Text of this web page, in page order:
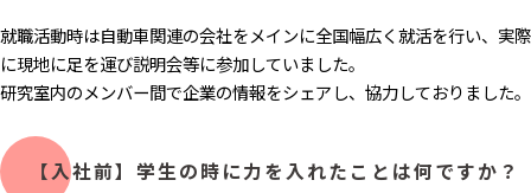
就職活動時は自動車関連の会社をメインに全国幅広く就活を行い、実際
に現地に足を運び説明会等に参加していました。
研究室内のメンバー間で企業の情報をシェアし、協力しておりました。
【入社前】学生の時に力を入れたことは何ですか？